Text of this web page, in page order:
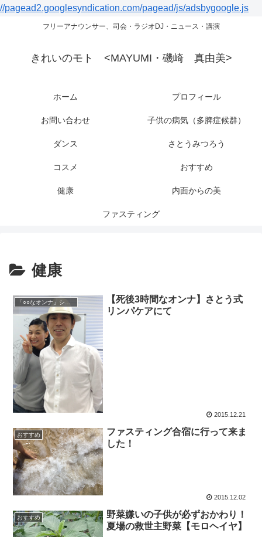
//pagead2.googlesyndication.com/pagead/js/adsbygoogle.js
フリーアナウンサー、司会・ラジオDJ・ニュース・講演
きれいのモト <MAYUMI・磯崎 真由美>
ホーム プロフィール
お問い合わせ 子供の病気（多脾症候群）
ダンス さとうみつろう
コスメ おすすめ
健康 内面からの美
ファスティング
健康
【死後3時間なオンナ】さとう式
リンパケアにて
2015.12.21
おすすめ
ファスティング合宿に行って来ま
した！
2015.12.02
おすすめ
野菜嫌いの子供が必ずおかわり！
夏場の救世主野菜【モロヘイヤ】